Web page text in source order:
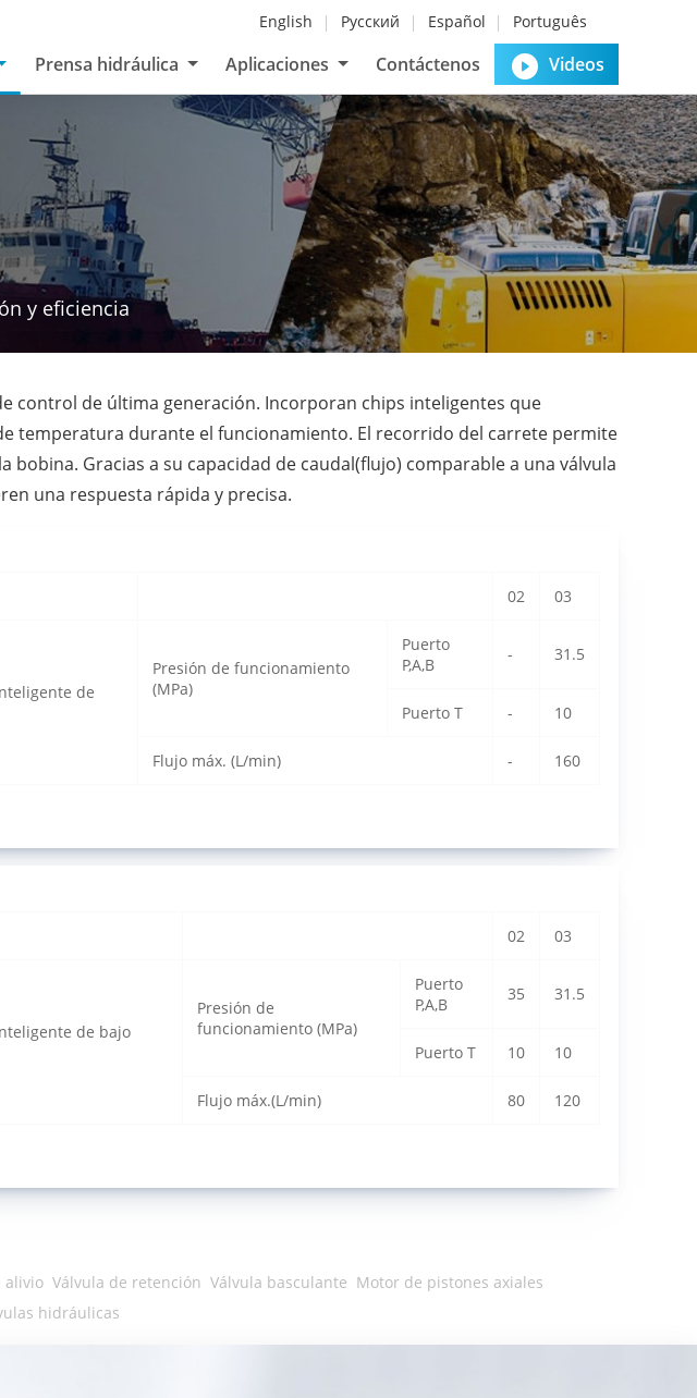
English Русский Español Português
Prensa hidráulica Aplicaciones Contáctenos Videos
y eficiencia
control de última generación. Incorporan chips inteligentes que
temperatura durante el funcionamiento. El recorrido del carrete permite
Gracias a su capacidad de caudal(flujo) comparable a una válvula
una respuesta rápida y precisa.
02 03
de
Presión de funcionamiento
(MPa)
Puerto
P,A,B
- 31.5
Puerto T - 10
Flujo máx. (L/min) - 160
02 03
de bajo
Presión de
funcionamiento (MPa)
Puerto
P,A,B
35 31.5
Puerto T 10 10
Flujo máx.(L/min) 80 120
alivio Válvula de retención Válvula basculante Motor de pistones axiales
hidráulicas